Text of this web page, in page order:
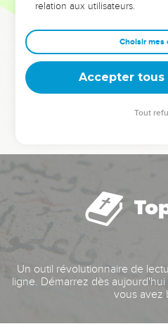
Dans cette conférence, leaders,
clés pour avancer avec plus de
deviennent vos tremplins. Que
équipe, un groupe ou une
Un outil révolutionnaire de
ligne. Démarrez dès
vous avez
relation aux utilisateurs.
Choisir mes
Accepter tous
Tout